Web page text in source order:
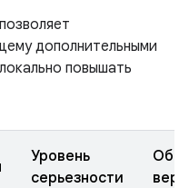
дополнительными
повышать
Уровень
серьезности